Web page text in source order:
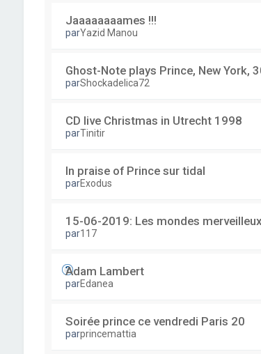
Jaaaaaaaames !!!
parYazid Manou
Ghost-Note plays Prince, New York,
parShockadelica72
CD live Christmas in Utrecht 1998
parTinitir
In praise of Prince sur tidal
parExodus
15-06-2019: Les mondes
par117
Adam Lambert
parEdanea
Soirée prince ce vendredi Paris 20
parprincemattia